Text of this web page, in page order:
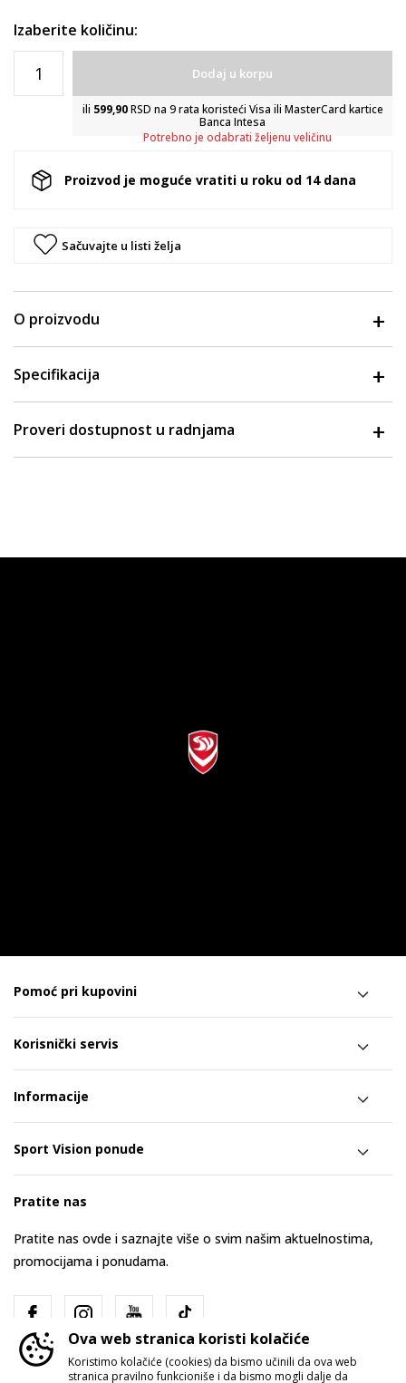
Izaberite količinu:
Dodaj u korpu
ili 599,90RSD na 9 rata koristeći Visa ili MasterCard kartice
Banca Intesa
Potrebno je odabrati željenu veličinu
Proizvod je moguće vratiti u roku od 14 dana
Sačuvajte u listi želja
O proizvodu
Specifikacija
Proveri dostupnost u radnjama
Pomoć pri kupovini
Korisnički servis
Informacije
Sport Vision ponude
Pratite nas
Pratite nas ovde i saznajte više o svim našim aktuelnostima,
promocijama i ponudama.
Ova web stranica koristi kolačiće
Koristimo kolačiće (cookies) da bismo učinili da ova web
stranica pravilno funkcioniše i da bismo mogli dalje da